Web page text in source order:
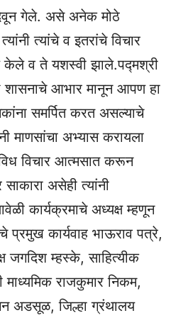
देवून गेले. असे अनेक मोठे
त्यांचे व इतरांचे विचार
केले व ते यशस्वी झाले.पद्मश्री
शासनाचे आभार मानून आपण हा
समर्पित करत असल्याचे
माणसांचा अभ्यास करायला
विचार आत्मसात करून
असेही त्यांनी
कार्यक्रमाचे अध्यक्ष म्हणून
प्रमुख कार्यवाह भाऊराव पत्रे,
जगदिश म्हस्के, साहित्यीक
राजकुमार निकम,
अडसूळ, जिल्हा ग्रंथालय